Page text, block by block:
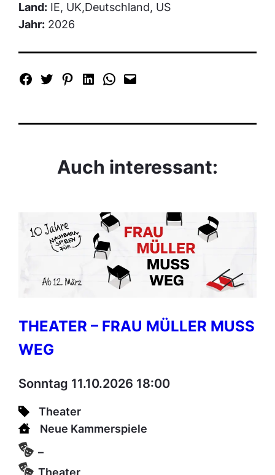
Land: IE, UK,Deutschland, US
Jahr: 2026
Auch interessant:
THEATER – FRAU MÜLLER MUSS
WEG
Sonntag 11.10.2026 18:00
Theater
Neue Kammerspiele
–